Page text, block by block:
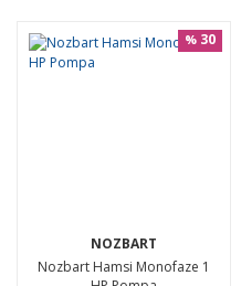
NOZBART
Nozbart Hamsi Monofaze 1
% 30